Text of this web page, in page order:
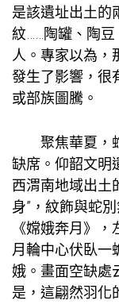
是該遺址出土的
紋……陶罐、陶豆
人。專家以為，
發生了影響，很
或部族圖騰。
聚焦華夏，
缺席。仰韶文明
西渭南地域出土
身”，紋飾與蛇
《嫦娥奔月》
月輪中心伏臥一
娥。畫面空缺處
是，這翩然羽化